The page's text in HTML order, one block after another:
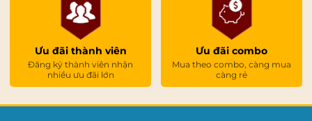
Điện thoại:
Nghệ An:
Địa chỉ: 148 Ngô Thì Nhậm, P. Trung Vĩnh, TP. Vinh.
Ưu đãi thành viên
Đăng ký thành viên nhận
nhiều ưu đãi lớn
Ưu đãi combo
Mua theo combo, càng mua
càng rẻ